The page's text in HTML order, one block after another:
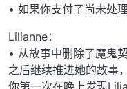
• 如果你支付了尚未处
Lilianne：
• 从故事中删除了魔鬼
之后继续推进她的故事
你第一次在晚上发现